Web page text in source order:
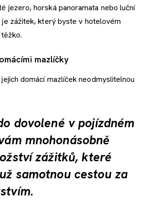
jezero, horská panoramata nebo luční
zážitek, který byste v hotelovém
mazlíčky
domácí mazlíček neodmyslitelnou
dovolené v pojízdném
mnohonásobně
zážitků, které
samotnou cestou za